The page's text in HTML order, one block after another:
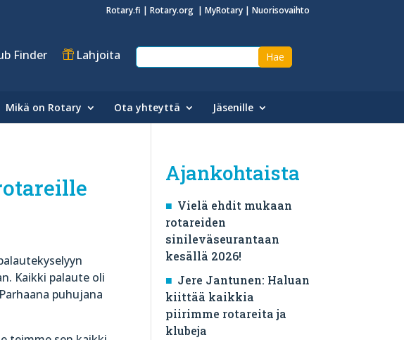
Rotary.fi | Rotary.org | MyRotary| Nuorisovaihto
Finder Lahjoita
Mikä on Rotary Ota yhteyttä Jäsenille
Kaikki palaute oli
puhujana
Ajankohtaista
Vielä ehdit mukaan
rotareiden
sinileväseurantaan
kesällä 2026!
Jere Jantunen: Haluan
kiittää kaikkia
piirimme rotareita ja
klubeja